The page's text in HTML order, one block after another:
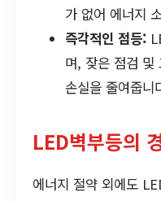
가 없어 에너지
즉각적인 점등:
며, 잦은 점검 및
손실을 줄여줍니
LED벽부등의
에너지 절약 외에도